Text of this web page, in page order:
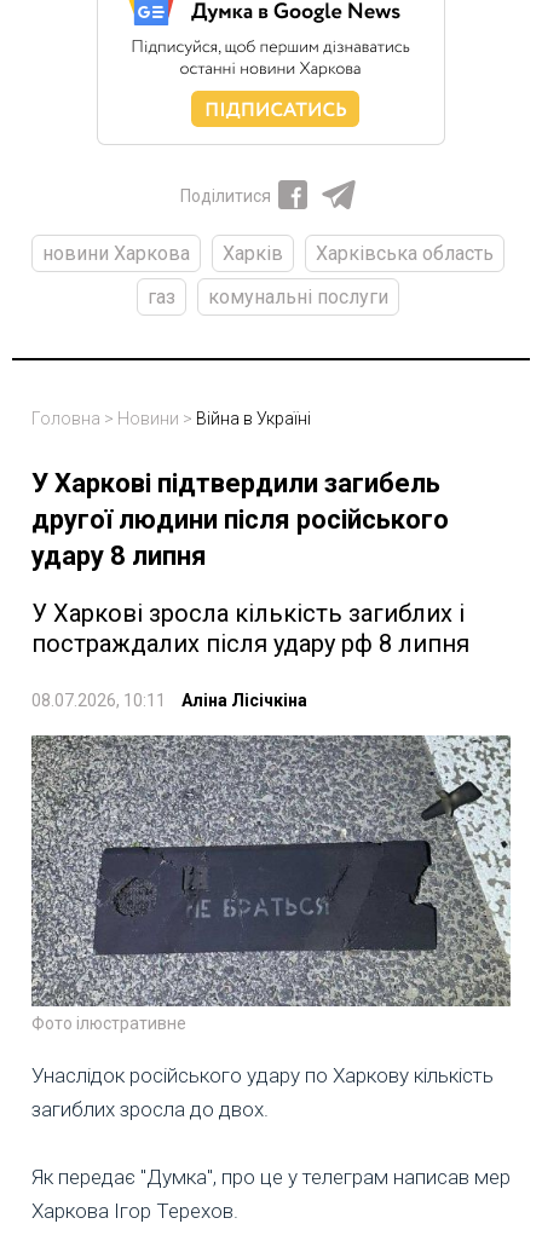
Поділитися
новини Харкова Харків
Харківська область
газ
комунальні послуги
Головна > Новини > Війна в Україні
У Харкові підтвердили загибель
другої людини після російського
удару 8 липня
У Харкові зросла кількість загиблих і
постраждалих після удару рф 8 липня
08.07.2026, 10:11 Аліна Лісічкіна
Фото ілюстративне
Унаслідок російського удару по Харкову кількість
загиблих зросла до двох.
Як передає "Думка", про це у телеграм написав мер
Харкова Ігор Терехов.